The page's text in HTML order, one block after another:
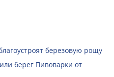
березовую рощу
берег Пивоварки от